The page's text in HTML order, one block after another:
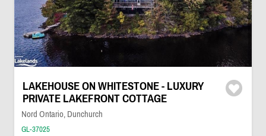
LAKEHOUSE ON WHITESTONE - LUXURY
PRIVATE LAKEFRONT COTTAGE
Nord Ontario, Dunchurch
GL-37025